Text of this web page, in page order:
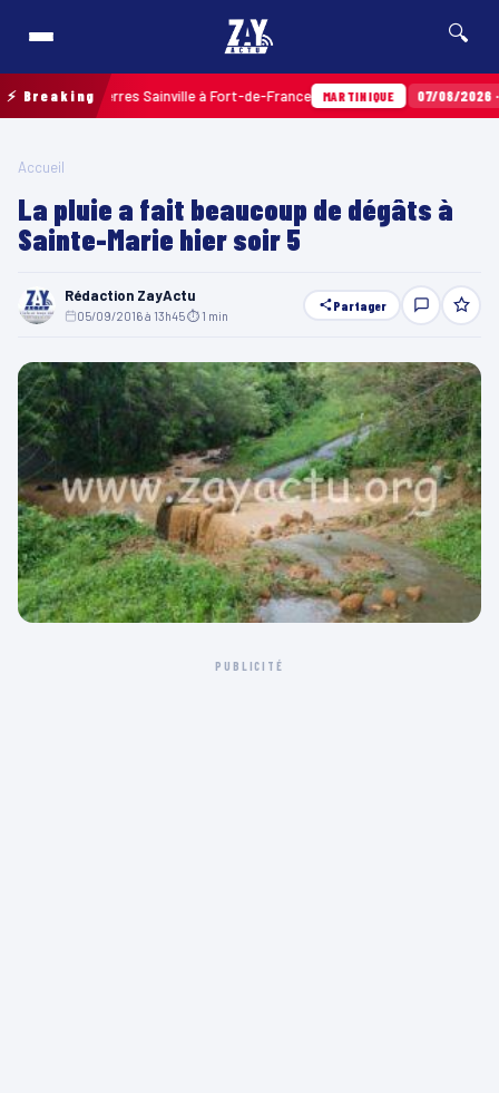
🔍
⚡ Breaking
balles aux Terres Sainville à Fort-de-France MARTINIQUE 07/08/2026 ·
Accueil
La pluie a fait beaucoup de dégâts à
Sainte-Marie hier soir 5
Rédaction ZayActu
05/09/2016 à 13h45⏱ 1 min
Partager
PUBLICITÉ